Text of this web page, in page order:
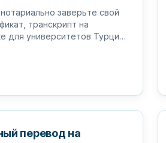
заверьте свой
транскрипт на
для университетов Турции
перевод на